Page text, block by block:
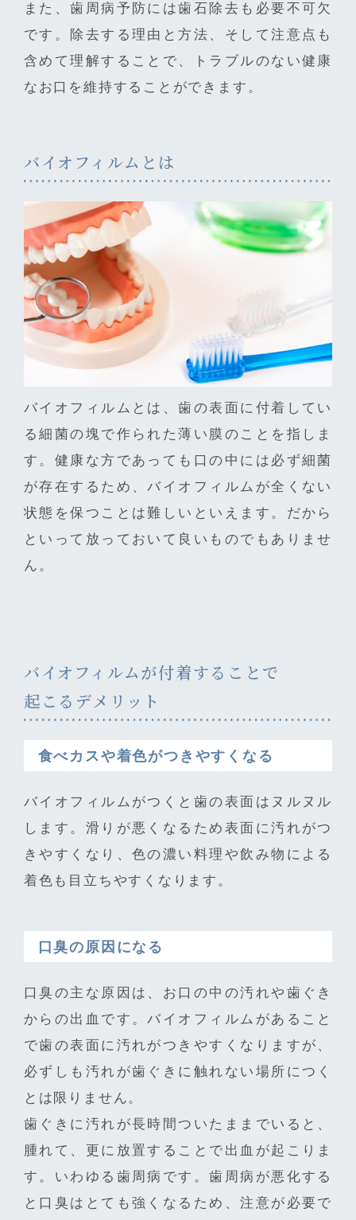
また、歯周病予防には歯石除去も必要不可欠
です。除去する理由と方法、そして注意点も
含めて理解することで、トラブルのない健康
なお口を維持することができます。
バイオフィルムとは
バイオフィルムとは、歯の表面に付着してい
る細菌の塊で作られた薄い膜のことを指しま
す。健康な方であっても口の中には必ず細菌
が存在するため、バイオフィルムが全くない
状態を保つことは難しいといえます。だから
といって放っておいて良いものでもありませ
ん。
バイオフィルムが付着することで
起こるデメリット
食べカスや着色がつきやすくなる
バイオフィルムがつくと歯の表面はヌルヌル
します。滑りが悪くなるため表面に汚れがつ
きやすくなり、色の濃い料理や飲み物による
着色も目立ちやすくなります。
口臭の原因になる
口臭の主な原因は、お口の中の汚れや歯ぐき
からの出血です。バイオフィルムがあること
で歯の表面に汚れがつきやすくなりますが、
必ずしも汚れが歯ぐきに触れない場所につく
とは限りません。
歯ぐきに汚れが長時間ついたままでいると、
腫れて、更に放置することで出血が起こりま
す。いわゆる歯周病です。歯周病が悪化する
と口臭はとても強くなるため、注意が必要で